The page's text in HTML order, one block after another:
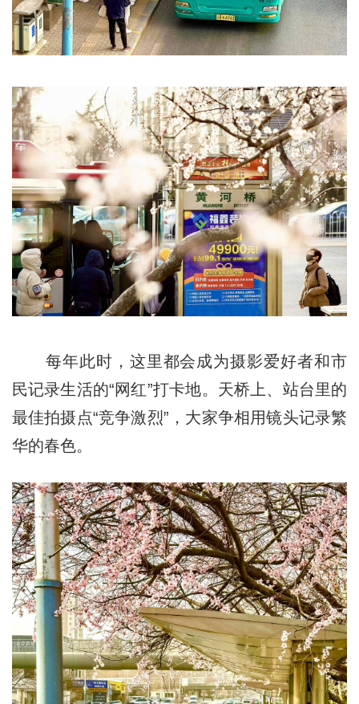
每年此时，这里都会成为摄影爱好者和市
民记录生活的“网红”打卡地。天桥上、站台里的
最佳拍摄点“竞争激烈”，大家争相用镜头记录繁
华的春色。